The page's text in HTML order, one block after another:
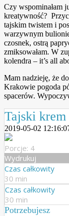
Czy wspominałam
kreatywność?
tajskim twistem i
warzywnym
czosnek, ostrą
zmiksowałam. W
kolendra – it’s all
Mam nadzieję, że
Krakowie pogoda
spacerów.
Tajski
2019-05-02
Porcje: 4
Wydrukuj
Czas całkowity
30 min
Czas całkowity
30 min
Potrzebujesz